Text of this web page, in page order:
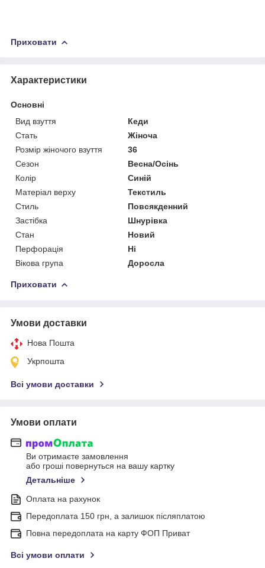
Приховати
Характеристики
Основні
Вид взуття
Кеди
Стать
Жіноча
Розмір жіночого взуття
36
Сезон
Весна/Осінь
Колір
Синій
Матеріал верху
Текстиль
Стиль
Повсякденний
Застібка
Шнурівка
Стан
Новий
Перфорація
Ні
Вікова група
Доросла
Приховати
Умови доставки
Нова Пошта
Укрпошта
Всі умови доставки
Умови оплати
Ви отримаєте замовлення
або гроші повернуться на вашу картку
Детальніше
Оплата на рахунок
Передоплата 150 грн, а залишок післяплатою
Повна передоплата на карту ФОП Приват
Всі умови оплати